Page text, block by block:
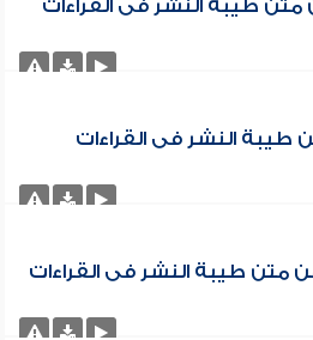
متن طيبة النشر فى القراءات
طيبة النشر فى القراءات
متن طيبة النشر فى القراءات